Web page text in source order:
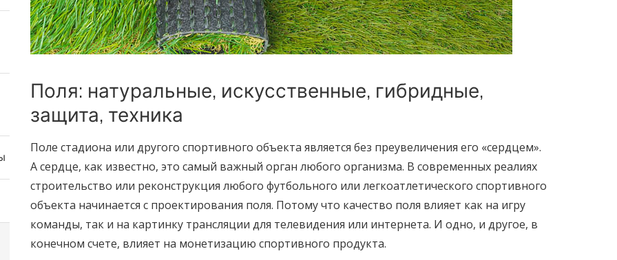
Поля: натуральные, искусственные, гибридные,
защита, техника
Поле стадиона или другого спортивного объекта является без преувеличения его «сердцем».
А сердце, как известно, это самый важный орган любого организма. В современных реалиях
строительство или реконструкция любого футбольного или легкоатлетического спортивного
объекта начинается с проектирования поля. Потому что качество поля влияет как на игру
команды, так и на картинку трансляции для телевидения или интернета. И одно, и другое, в
конечном счете, влияет на монетизацию спортивного продукта.